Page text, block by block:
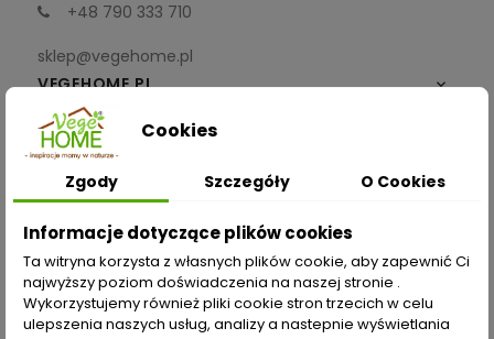
+48 790 333 710
sklep@vegehome.pl
VEGEHOME.PL

INFORMACJE
ZAKUPY
Moje konto
Opcje dostawy
Cookies
Zgody Szczegóły O Cookies
Informacje dotyczące plików cookies
Ta witryna korzysta z własnych plików cookie, aby zapewnić Ci
najwyższy poziom doświadczenia na naszej stronie .
Wykorzystujemy również pliki cookie stron trzecich w celu
ulepszenia naszych usług, analizy a nastepnie wyświetlania